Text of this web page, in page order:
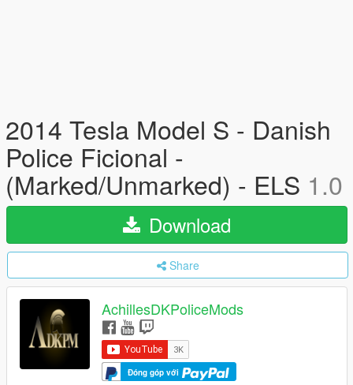
2014 Tesla Model S - Danish
Police Ficional -
(Marked/Unmarked) - ELS 1.0
Download
Share
AchillesDKPoliceMods
Đóng góp với